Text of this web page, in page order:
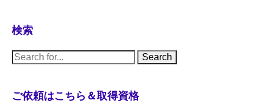
検索
S
e
c
h
ご依頼はこちら＆取得資格